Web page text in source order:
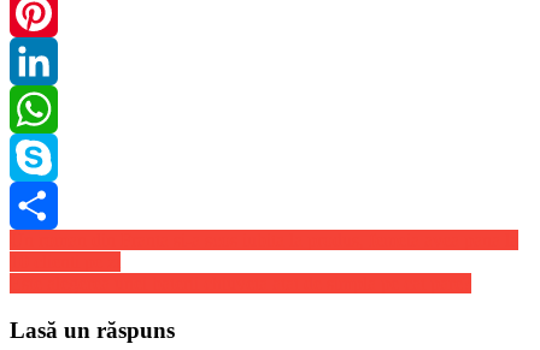
Twitter
Pinterest
LinkedIn
WhatsApp
Skype
Share
Navigare
în
Lasă un răspuns